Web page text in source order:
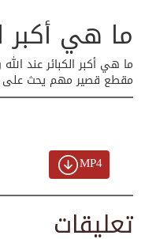
ما هي أكبر
ما هي أكبر الكبائر عند
مقطع قصير مهم يحث على
MP4
تعليقات